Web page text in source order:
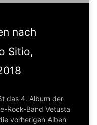
nach
Sitio,
das 4. Album der
Rock-Band Vetusta
vorherigen Alben